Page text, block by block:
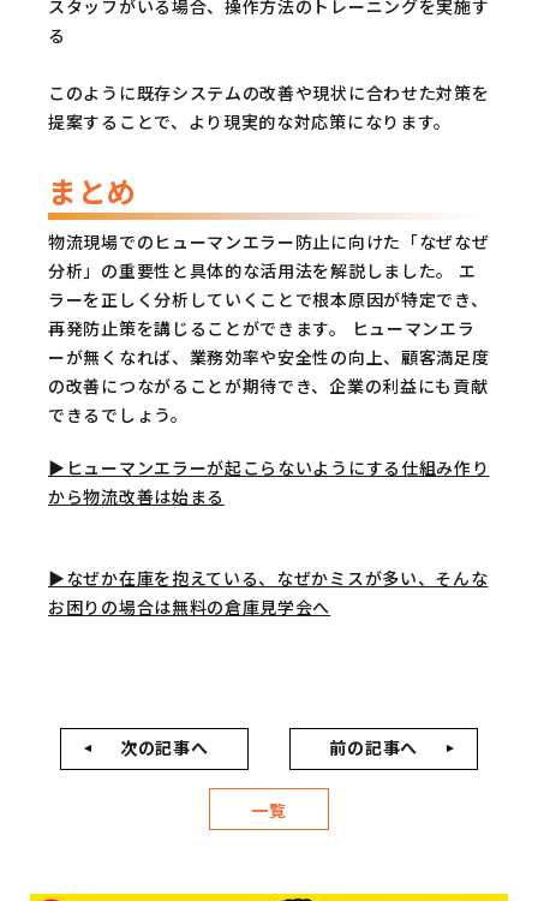
スタッフがいる場合、操作方法のトレーニングを実施す
る
このように既存システムの改善や現状に合わせた対策を
提案することで、より現実的な対応策になります。
まとめ
物流現場でのヒューマンエラー防止に向けた「なぜなぜ
分析」の重要性と具体的な活用法を解説しました。 エ
ラーを正しく分析していくことで根本原因が特定でき、
再発防止策を講じることができます。 ヒューマンエラ
ーが無くなれば、業務効率や安全性の向上、顧客満足度
の改善につながることが期待でき、企業の利益にも貢献
できるでしょう。
▶︎ヒューマンエラーが起こらないようにする仕組み作り
から物流改善は始まる
▶︎なぜか在庫を抱えている、なぜかミスが多い、そんな
お困りの場合は無料の倉庫見学会へ
次の記事へ
一覧
前の記事へ